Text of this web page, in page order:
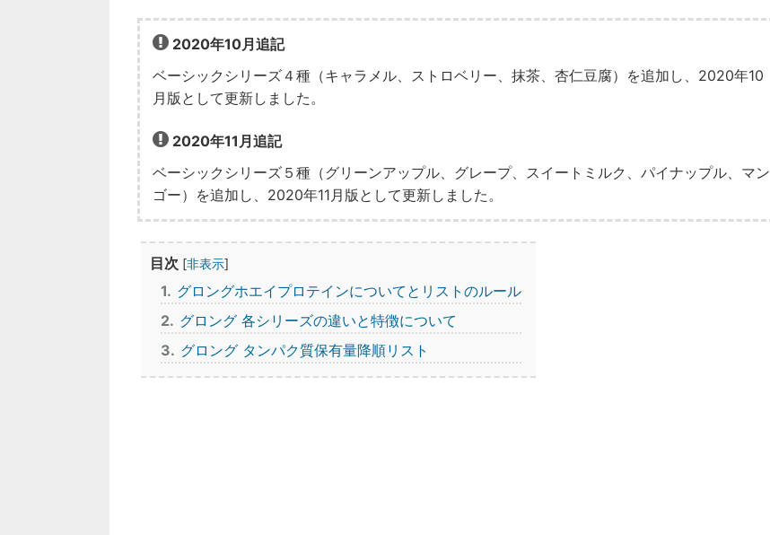
2020年10月追記
ベーシックシリーズ４種（キャラメル、ストロベリー、抹茶、杏仁豆腐）を追加し、2020年10
月版として更新しました。
2020年11月追記
ベーシックシリーズ５種（グリーンアップル、グレープ、スイートミルク、パイナップル、マン
ゴー）を追加し、2020年11月版として更新しました。
目次 [非表示]
1
グロングホエイプロテインについてとリストのルール
2 グロング 各シリーズの違いと特徴について
3
グロング タンパク質保有量降順リスト